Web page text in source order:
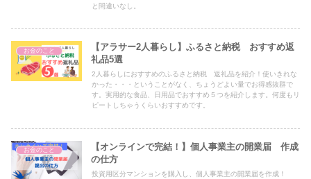
と間違いなし。
お金のこと
【アラサー2人暮らし】ふるさと納税 おすすめ返
礼品5選
2人暮らしにおすすめのふるさと納税 返礼品を紹介！使いきれな
かった・・・ということがなく、ちょうどよい量でお得感抜群で
す。実用的な食品、日用品でおすすめ５つを紹介します。何度もリ
ピートしちゃうくらいおすすめです。
お金のこと
【オンラインで完結！】個人事業主の開業届 作成
の仕方
投資用区分マンションを購入し、個人事業主の開業届を作成！